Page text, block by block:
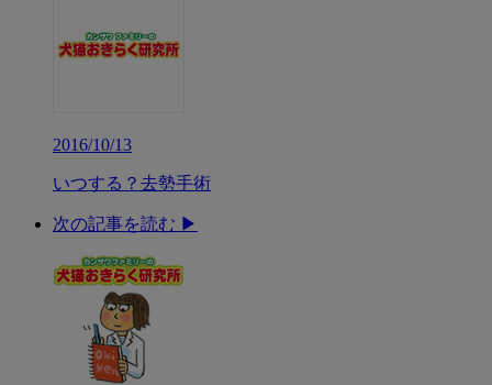
2016/10/13
いつする？去勢手術
次の記事を読む ▶︎